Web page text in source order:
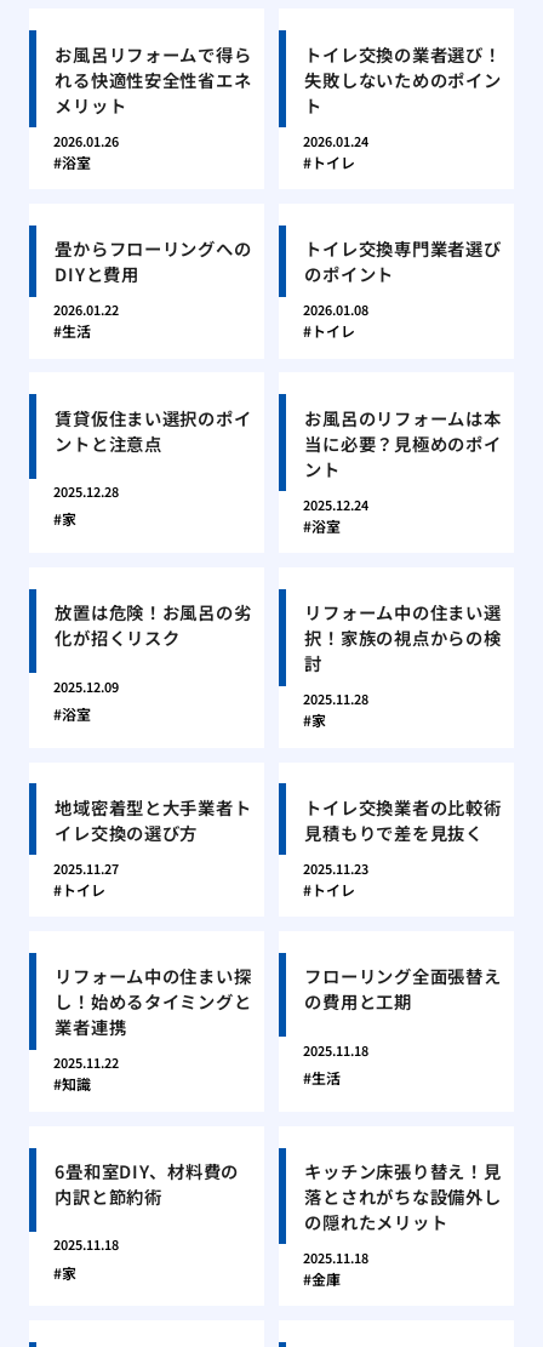
お風呂リフォームで得ら
れる快適性安全性省エネ
メリット
2026.01.26
浴室
トイレ交換の業者選び！
失敗しないためのポイン
ト
2026.01.24
トイレ
畳からフローリングへの
DIYと費用
2026.01.22
生活
トイレ交換専門業者選び
のポイント
2026.01.08
トイレ
賃貸仮住まい選択のポイ
ントと注意点
2025.12.28
家
お風呂のリフォームは本
当に必要？見極めのポイ
ント
2025.12.24
浴室
放置は危険！お風呂の劣
化が招くリスク
2025.12.09
浴室
リフォーム中の住まい選
択！家族の視点からの検
討
2025.11.28
家
地域密着型と大手業者ト
イレ交換の選び方
2025.11.27
トイレ
トイレ交換業者の比較術
見積もりで差を見抜く
2025.11.23
トイレ
リフォーム中の住まい探
し！始めるタイミングと
業者連携
2025.11.22
知識
フローリング全面張替え
の費用と工期
2025.11.18
生活
6畳和室DIY、材料費の
内訳と節約術
2025.11.18
家
キッチン床張り替え！見
落とされがちな設備外し
の隠れたメリット
2025.11.18
金庫